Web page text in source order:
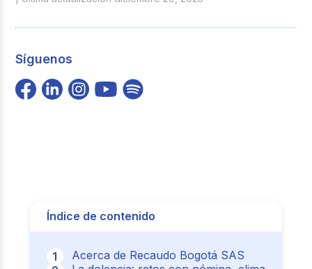
Síguenos
Índice de contenido
Acerca de Recaudo Bogotá SAS